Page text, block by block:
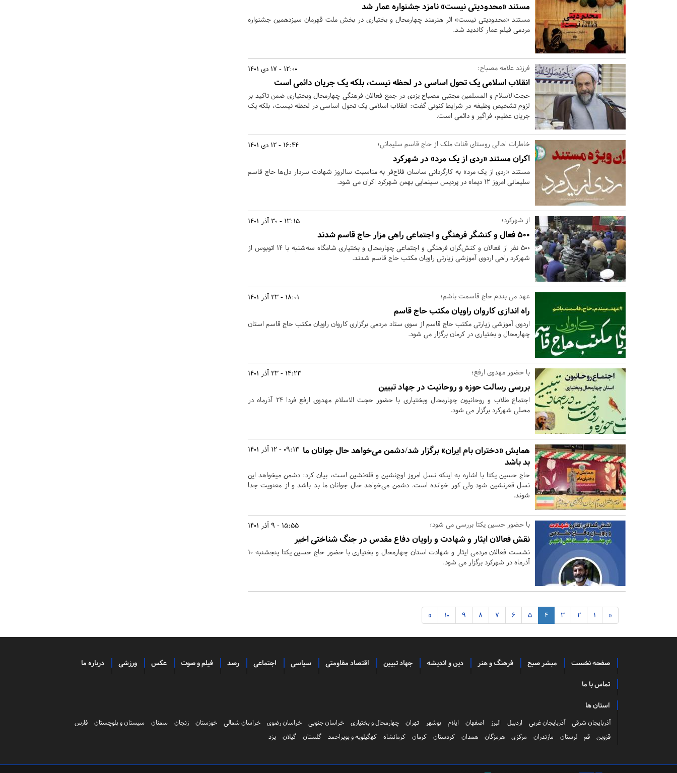
مستند «محدودیتی نیست» نامزد جشنواره عمار شد
مستند «محدودیتی نیست» اثر هنرمند چهارمحال و بختیاری در بخش ملت قهرمان سیزدهمین جشنواره
مردمی فیلم عمار کاندید شد.
12:00 - 17 دی 1401 فرزند علامه مصباح:
انقلاب اسلامی یک تحول اساسی در لحظه نیست، بلکه یک جریان دائمی است
حجت‌الاسلام و المسلمین مجتبی مصباح یزدی در جمع فعالان فرهنگی چهارمحال وبختیاری ضمن تاکید بر
لزوم تشخیص وظیفه در شرایط کنونی گفت: انقلاب اسلامی یک تحول اساسی در لحظه نیست، بلکه یک
جریان عظیم، فراگیر و دائمی است.
16:44 - 12 دی 1401 خاطرات اهالی روستای قنات ملک از حاج قاسم سلیمانی؛
اکران مستند «ردی از یک مرد» در شهرکرد
مستند «ردی از یک مرد» به کارگردانی ساسان فلاح‌فر به مناسبت سالروز شهادت سردار دل‌ها حاج قاسم
سلیمانی امروز 12 دیماه در پردیس سینمایی بهمن شهرکرد اکران می شود.
13:15 - 30 آذر 1401 از شهرکرد؛
۵۰۰ فعال و کنشگر فرهنگی و اجتماعی راهی مزار حاج قاسم شدند
۵۰۰ نفر از فعالان و کنش‌گران فرهنگی و اجتماعی چهارمحال و بختیاری شامگاه سه‌شنبه با ۱۴ اتوبوس از
شهرکرد راهی اردوی آموزشی زیارتی راویان مکتب حاج قاسم شدند.
18:01 - 23 آذر 1401 عهد می بندم حاج قاسمت باشم؛
راه اندازی کاروان راویان مکتب حاج قاسم
اردوی آموزشی زیارتی مکتب حاج قاسم از سوی ستاد مردمی برگزاری کاروان راویان مکتب حاج قاسم استان
چهارمحال و بختیاری در کرمان برگزار می شود.
14:23 - 23 آذر 1401 با حضور مهدوی ارفع؛
بررسی رسالت حوزه و روحانیت در جهاد تبیین
اجتماع طلاب و روحانیون چهارمحال وبختیاری با حضور حجت الاسلام مهدوی ارفع فردا 24 آذرماه در
مصلی شهرکرد برگزار می شود.
09:13 - 12 آذر 1401 همایش «دختران بام ایران» برگزار شد/دشمن می‌خواهد حال جوانان ما
بد باشد
حاج حسین یکتا با اشاره به اینکه نسل امروز اوج‌نشین و قله‌نشین است، بیان کرد: دشمن میخواهد این
نسل قعرنشین شود ولی کور خوانده است. دشمن می‌خواهد حال جوانان ما بد باشد و از معنویت جدا
شوند.
15:55 - 9 آذر 1401 با حضور حسین یکتا بررسی می شود؛
نقش فعالان ایثار و شهادت و راویان دفاع مقدس در جنگ شناختی اخیر
نشست فعالان مردمی ایثار و شهادت استان چهارمحال و بختیاری با حضور حاج حسین یکتا پنجشنبه 10
آذرماه در شهرکرد برگزار می شود.
«
1
2
3
4
5
6
7
8
9
10
»
صفحه نخست مبشر صبح فرهنگ و هنر دین و اندیشه جهاد تبیین اقتصاد مقاومتی سیاسی اجتماعی رصد فیلم و صوت عکس ورزشی درباره ما
تماس با ما
استان ها
آذربایجان شرقی آذربایجان غربی اردبیل البرز اصفهان ایلام بوشهر تهران چهارمحال و بختیاری خراسان جنوبی خراسان رضوی خراسان شمالی خوزستان زنجان سمنان سیستان و بلوچستان
فارس
قزوین
قم لرستان مازندران مرکزی هرمزگان همدان کردستان کرمان کرمانشاه کهگیلویه و بویراحمد گلستان گیلان یزد